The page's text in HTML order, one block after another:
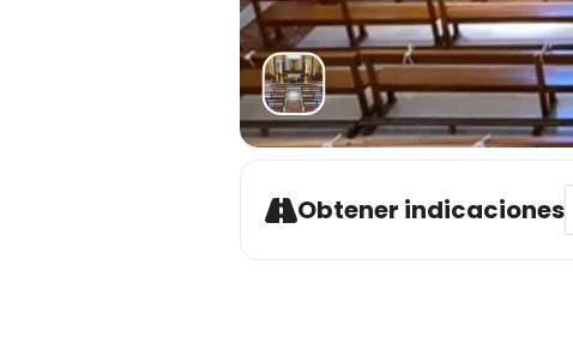
Obtener indicaciones